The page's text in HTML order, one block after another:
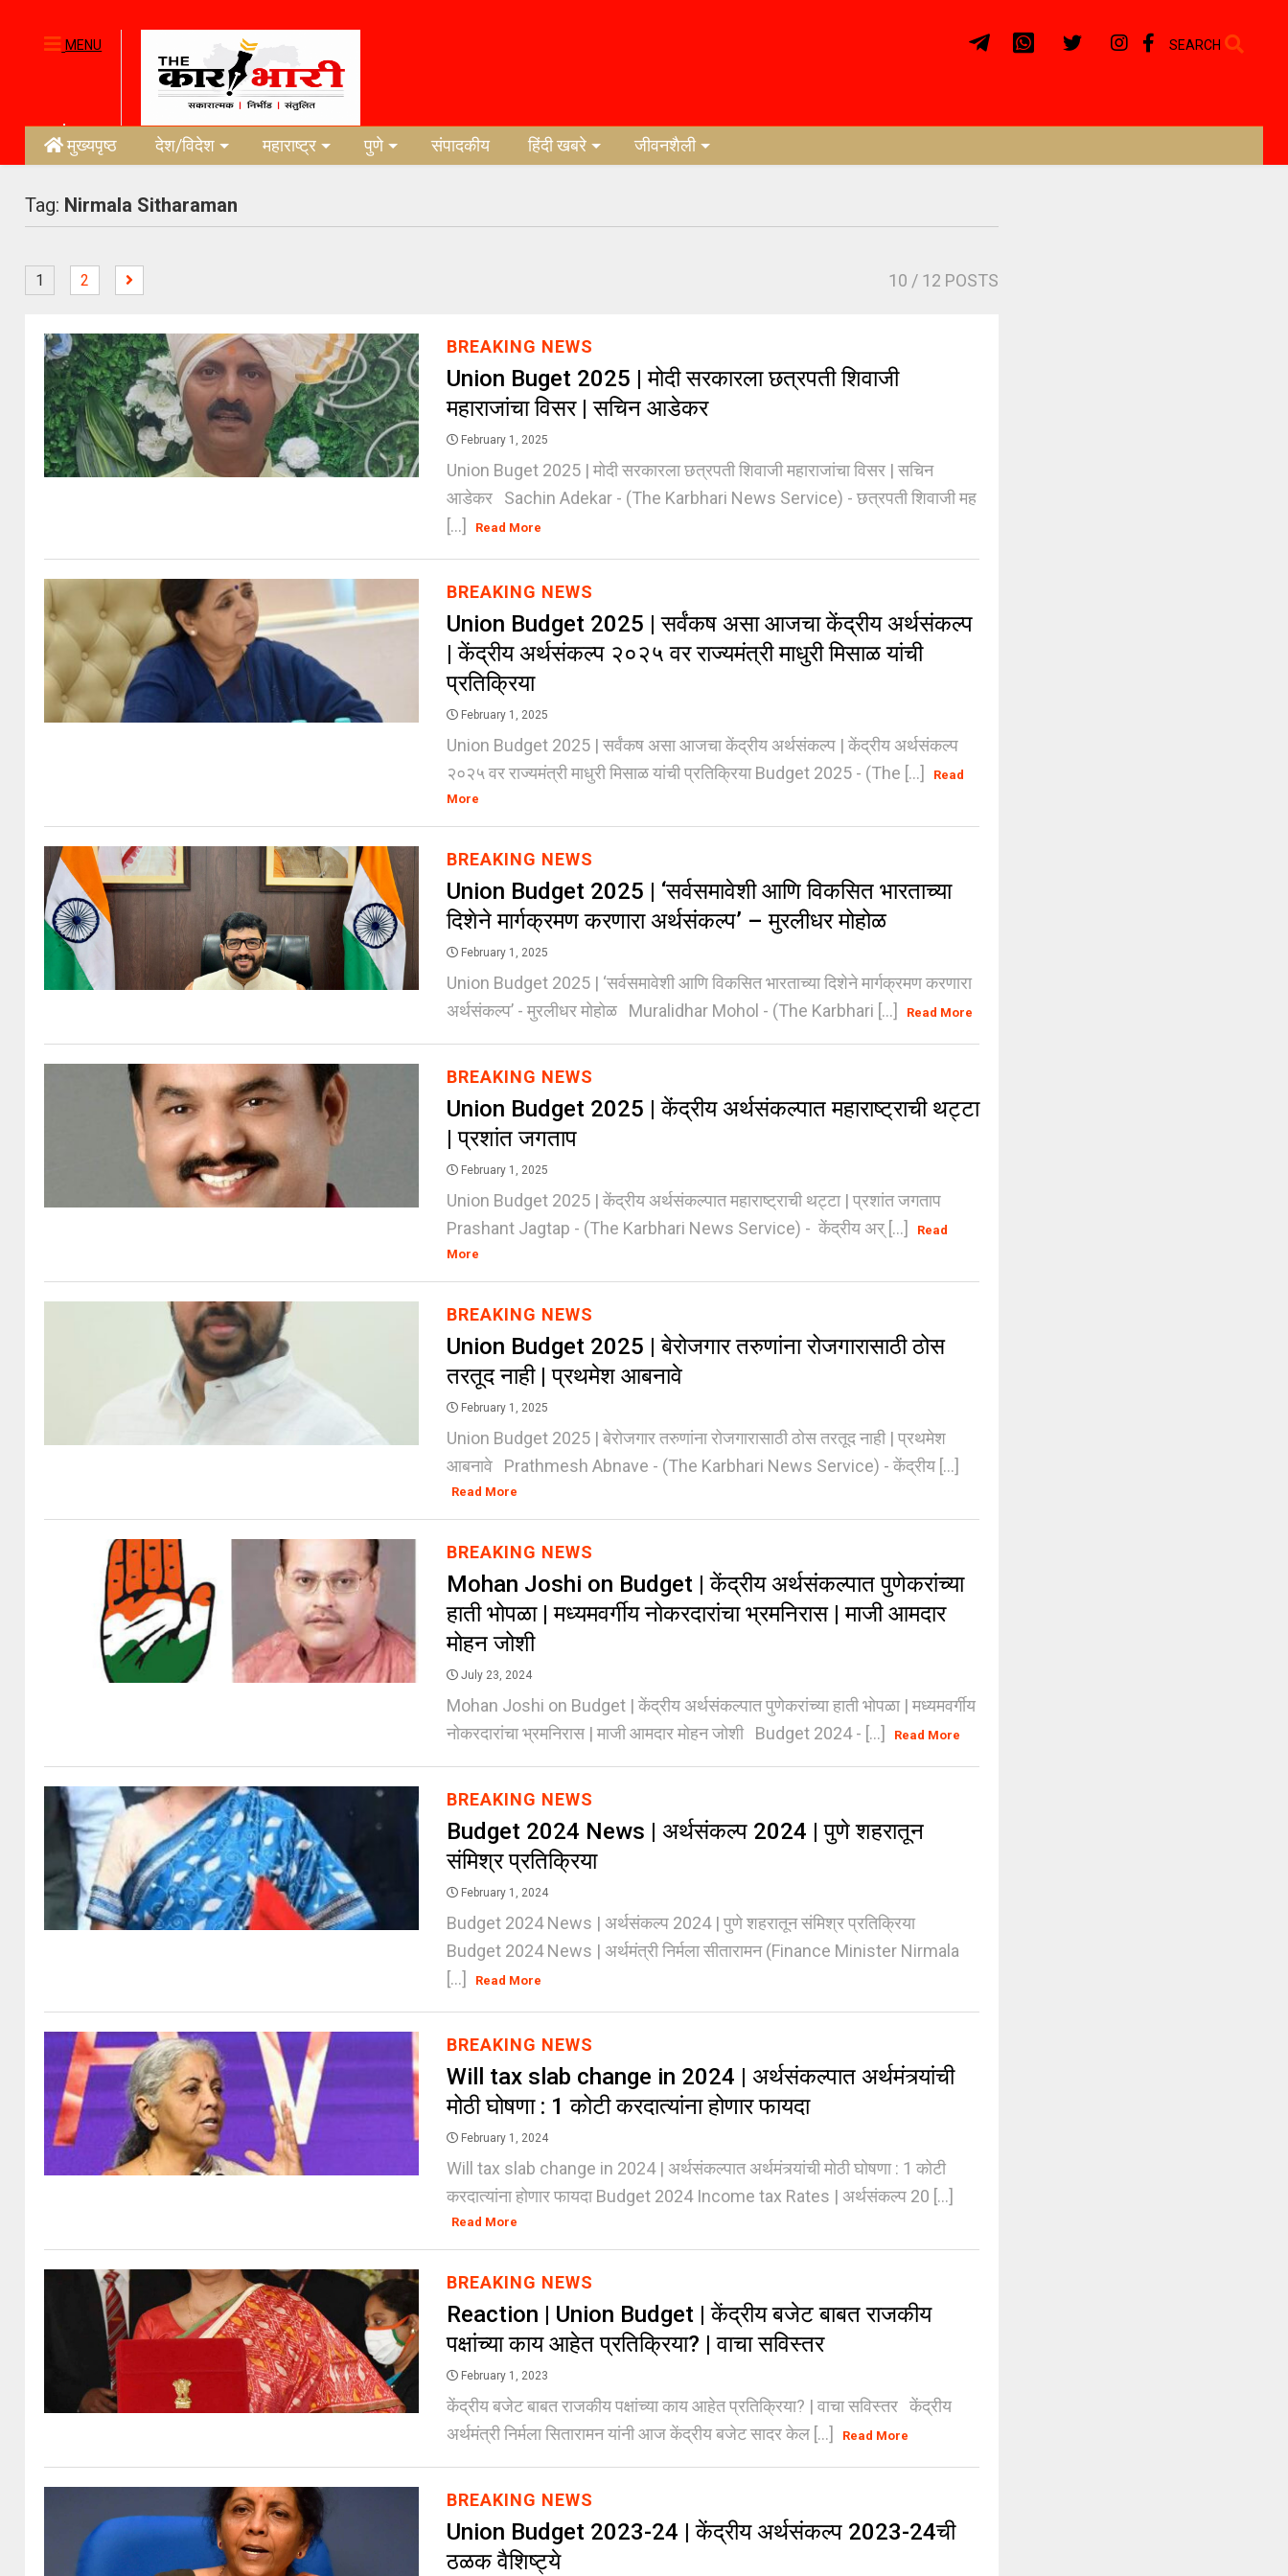
MENU SEARCH
मुख्यपृष्ठ देश/विदेश महाराष्ट्र पुणे संपादकीय हिंदी खबरे जीवनशैली
Tag: Nirmala Sitharaman
1 2 10 / 12 POSTS
BREAKING NEWS
Union Buget 2025 | मोदी सरकारला छत्रपती शिवाजी
महाराजांचा विसर | सचिन आडेकर
February 1, 2025
Union Buget 2025 | मोदी सरकारला छत्रपती शिवाजी महाराजांचा विसर | सचिन
आडेकर Sachin Adekar - (The Karbhari News Service) - छत्रपती शिवाजी मह
[...]
Read More
BREAKING NEWS
Union Budget 2025 | सर्वंकष असा आजचा केंद्रीय अर्थसंकल्प
| केंद्रीय अर्थसंकल्प २०२५ वर राज्यमंत्री माधुरी मिसाळ यांची
प्रतिक्रिया
February 1, 2025
Union Budget 2025 | सर्वंकष असा आजचा केंद्रीय अर्थसंकल्प | केंद्रीय अर्थसंकल्प
२०२५ वर राज्यमंत्री माधुरी मिसाळ यांची प्रतिक्रिया Budget 2025 - (The [...]
Read
More
BREAKING NEWS
Union Budget 2025 | ‘सर्वसमावेशी आणि विकसित भारताच्या
दिशेने मार्गक्रमण करणारा अर्थसंकल्प’ – मुरलीधर मोहोळ
February 1, 2025
Union Budget 2025 | ‘सर्वसमावेशी आणि विकसित भारताच्या दिशेने मार्गक्रमण करणारा
अर्थसंकल्प’ - मुरलीधर मोहोळ Muralidhar Mohol - (The Karbhari [...]
Read More
BREAKING NEWS
Union Budget 2025 | केंद्रीय अर्थसंकल्पात महाराष्ट्राची थट्टा
| प्रशांत जगताप
February 1, 2025
Union Budget 2025 | केंद्रीय अर्थसंकल्पात महाराष्ट्राची थट्टा | प्रशांत जगताप
Prashant Jagtap - (The Karbhari News Service) - केंद्रीय अर् [...]
Read
More
BREAKING NEWS
Union Budget 2025 | बेरोजगार तरुणांना रोजगारासाठी ठोस
तरतूद नाही | प्रथमेश आबनावे
February 1, 2025
Union Budget 2025 | बेरोजगार तरुणांना रोजगारासाठी ठोस तरतूद नाही | प्रथमेश
आबनावे Prathmesh Abnave - (The Karbhari News Service) - केंद्रीय [...]
Read More
BREAKING NEWS
Mohan Joshi on Budget | केंद्रीय अर्थसंकल्पात पुणेकरांच्या
हाती भोपळा | मध्यमवर्गीय नोकरदारांचा भ्रमनिरास | माजी आमदार
मोहन जोशी
July 23, 2024
Mohan Joshi on Budget | केंद्रीय अर्थसंकल्पात पुणेकरांच्या हाती भोपळा | मध्यमवर्गीय
नोकरदारांचा भ्रमनिरास | माजी आमदार मोहन जोशी Budget 2024 - [...]
Read More
BREAKING NEWS
Budget 2024 News | अर्थसंकल्प 2024 | पुणे शहरातून
संमिश्र प्रतिक्रिया
February 1, 2024
Budget 2024 News | अर्थसंकल्प 2024 | पुणे शहरातून संमिश्र प्रतिक्रिया
Budget 2024 News | अर्थमंत्री निर्मला सीतारामन (Finance Minister Nirmala
[...]
Read More
BREAKING NEWS
Will tax slab change in 2024 | अर्थसंकल्पात अर्थमंत्र्यांची
मोठी घोषणा : 1 कोटी करदात्यांना होणार फायदा
February 1, 2024
Will tax slab change in 2024 | अर्थसंकल्पात अर्थमंत्र्यांची मोठी घोषणा : 1 कोटी
करदात्यांना होणार फायदा Budget 2024 Income tax Rates | अर्थसंकल्प 20 [...]
Read More
BREAKING NEWS
Reaction | Union Budget | केंद्रीय बजेट बाबत राजकीय
पक्षांच्या काय आहेत प्रतिक्रिया? | वाचा सविस्तर
February 1, 2023
केंद्रीय बजेट बाबत राजकीय पक्षांच्या काय आहेत प्रतिक्रिया? | वाचा सविस्तर केंद्रीय
अर्थमंत्री निर्मला सितारामन यांनी आज केंद्रीय बजेट सादर केल [...]
Read More
BREAKING NEWS
Union Budget 2023-24 | केंद्रीय अर्थसंकल्प 2023-24ची
ठळक वैशिष्ट्ये